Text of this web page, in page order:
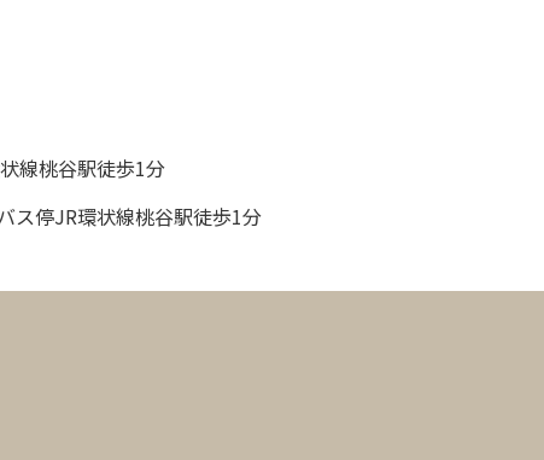
線桃谷駅徒歩1分
停JR環状線桃谷駅徒歩1分